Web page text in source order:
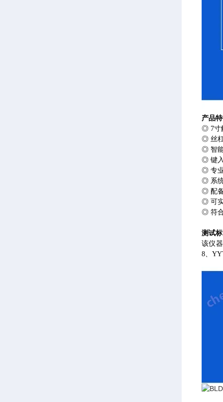
产品
◎ 7寸
◎ 丝
◎ 智
◎ 键
◎ 专
◎ 系
◎ 配
◎ 可
◎ 符
测试
该仪
8、